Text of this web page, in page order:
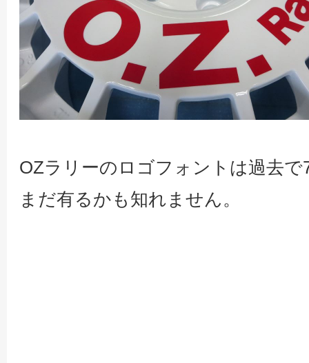
OZラリーのロゴフォントは過去
まだ有るかも知れません。